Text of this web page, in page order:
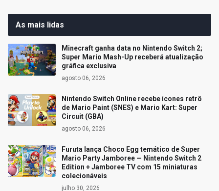
As mais lidas
Minecraft ganha data no Nintendo Switch 2;
Super Mario Mash-Up receberá atualização
gráfica exclusiva
agosto 06, 2026
Nintendo Switch Online recebe ícones retrô
de Mario Paint (SNES) e Mario Kart: Super
Circuit (GBA)
agosto 06, 2026
Furuta lança Choco Egg temático de Super
Mario Party Jamboree — Nintendo Switch 2
Edition + Jamboree TV com 15 miniaturas
colecionáveis
julho 30, 2026